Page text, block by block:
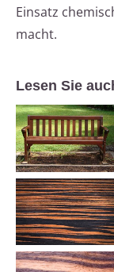
Einsatz
macht.
Lesen Sie